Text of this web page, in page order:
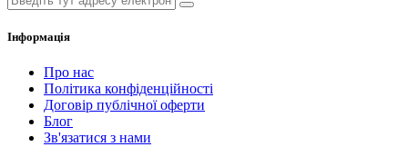
Інформація
Про нас
Політика конфіденційності
Договір публічної оферти
Блог
Зв'язатися з нами